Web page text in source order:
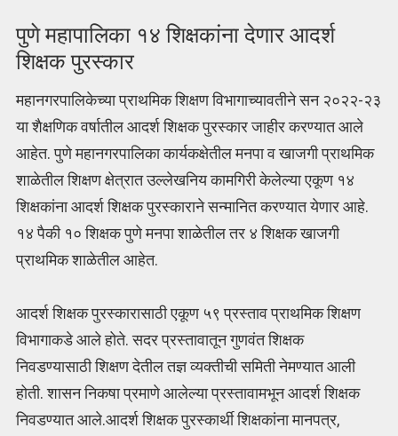
पुणे महापालिका १४ शिक्षकांना देणार आदर्श
शिक्षक पुरस्कार
महानगरपालिकेच्या प्राथमिक शिक्षण विभागाच्यावतीने सन २०२२-२३
या शैक्षणिक वर्षातील आदर्श शिक्षक पुरस्कार जाहीर करण्यात आले
आहेत. पुणे महानगरपालिका कार्यकक्षेतील मनपा व खाजगी प्राथमिक
शाळेतील शिक्षण क्षेत्रात उल्लेखनिय कामगिरी केलेल्या एकूण १४
शिक्षकांना आदर्श शिक्षक पुरस्काराने सन्मानित करण्यात येणार आहे.
१४ पैकी १० शिक्षक पुणे मनपा शाळेतील तर ४ शिक्षक खाजगी
प्राथमिक शाळेतील आहेत.
आदर्श शिक्षक पुरस्कारासाठी एकूण ५९ प्रस्ताव प्राथमिक शिक्षण
विभागाकडे आले होते. सदर प्रस्तावातून गुणवंत शिक्षक
निवडण्यासाठी शिक्षण देतील तज्ञ व्यक्तीची समिती नेमण्यात आली
होती. शासन निकषा प्रमाणे आलेल्या प्रस्तावामभून आदर्श शिक्षक
निवडण्यात आले.आदर्श शिक्षक पुरस्कार्थी शिक्षकांना मानपत्र,